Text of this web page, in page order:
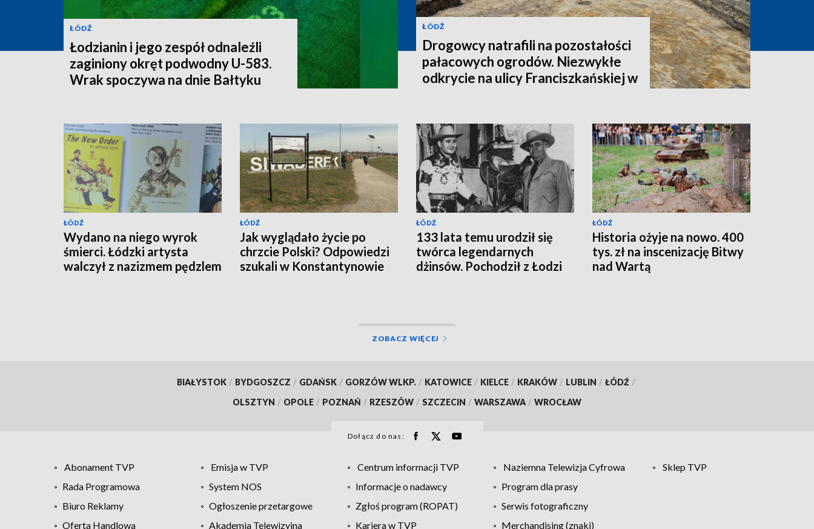
ŁÓDŹ
Łodzianin i jego zespół odnaleźli
zaginiony okręt podwodny U-583.
Wrak spoczywa na dnie Bałtyku
ŁÓDŹ
Drogowcy natrafili na pozostałości
pałacowych ogrodów. Niezwykłe
odkrycie na ulicy Franciszkańskiej w
ŁÓDŹ
Wydano na niego wyrok
śmierci. Łódzki artysta
walczył z nazizmem pędzlem
ŁÓDŹ
Jak wyglądało życie po
chrzcie Polski? Odpowiedzi
szukali w Konstantynowie
ŁÓDŹ
133 lata temu urodził się
twórca legendarnych
dżinsów. Pochodził z Łodzi
ŁÓDŹ
Historia ożyje na nowo. 400
tys. zł na inscenizację Bitwy
nad Wartą
ZOBACZ WIĘCEJ
BIAŁYSTOK / BYDGOSZCZ / GDAŃSK / GORZÓW WLKP. / KATOWICE / KIELCE / KRAKÓW / LUBLIN / ŁÓDŹ /
OLSZTYN / OPOLE / POZNAŃ / RZESZÓW / SZCZECIN / WARSZAWA / WROCŁAW
Dołącz do nas:
Abonament TVP Emisja w TVP Centrum informacji TVP Naziemna Telewizja Cyfrowa
Sklep TVP
Rada Programowa
System NOS Informacje o nadawcy
Program dla prasy
Biuro Reklamy
Ogłoszenie przetargowe Zgłoś program (ROPAT)
Serwis fotograficzny
Oferta Handlowa
Akademia Telewizyjna Kariera w TVP Merchandising (znaki)